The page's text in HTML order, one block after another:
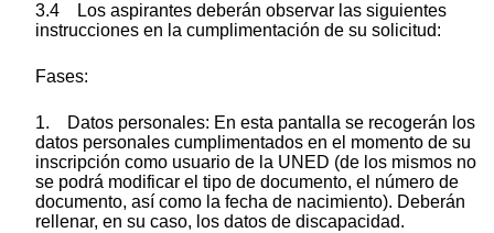
3.4 Los aspirantes deberán observar las siguientes
instrucciones en la cumplimentación de su solicitud:
Fases:
1. Datos personales: En esta pantalla se recogerán los
datos personales cumplimentados en el momento de su
inscripción como usuario de la UNED (de los mismos no
se podrá modificar el tipo de documento, el número de
documento, así como la fecha de nacimiento). Deberán
rellenar, en su caso, los datos de discapacidad.